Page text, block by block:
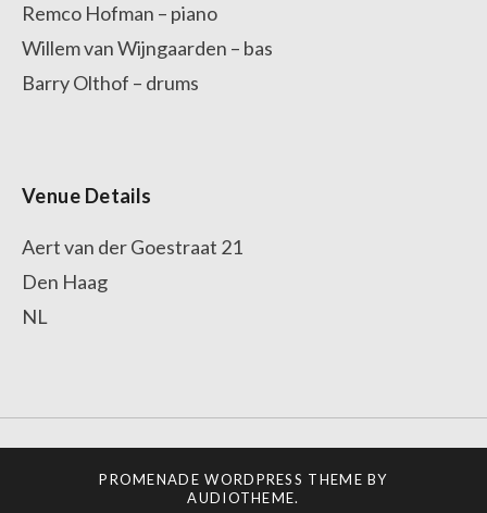
Remco Hofman – piano
Willem van Wijngaarden – bas
Barry Olthof – drums
Venue Details
Aert van der Goestraat 21
Den Haag
NL
PROMENADE WORDPRESS THEME BY
AUDIOTHEME.